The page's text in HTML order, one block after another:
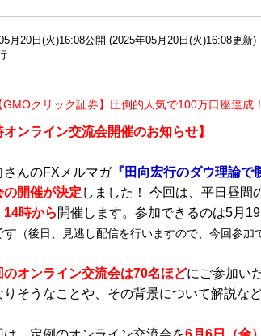
月20日(火)16:08公開 (2025年05月20日(火)16:08更新)
GMOクリック証券】圧倒的人気で100万口座達成
オンライン交流会開催のお知らせ】
んのFXメルマガ『田向宏行のダウ理論で
の開催が決定 しました！ 今回は、平日昼間
14時から 開催します。参加できるのは5月
す （後日、見逃し配信を行いますので、今回参加
のオンライン交流会は70名ほどにご参加い
りそうなことや、その背景について解説な